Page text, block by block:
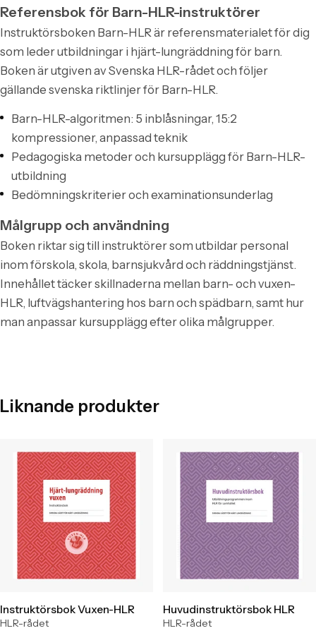
Referensbok för Barn-HLR-instruktörer
Instruktörsboken Barn-HLR är referensmaterialet för dig
som leder utbildningar i hjärt-lungräddning för barn.
Boken är utgiven av Svenska HLR-rådet och följer
gällande svenska riktlinjer för Barn-HLR.
Barn-HLR-algoritmen: 5 inblåsningar, 15:2
kompressioner, anpassad teknik
Pedagogiska metoder och kursupplägg för Barn-HLR-
utbildning
Bedömningskriterier och examinationsunderlag
Målgrupp och användning
Boken riktar sig till instruktörer som utbildar personal
inom förskola, skola, barnsjukvård och räddningstjänst.
Innehållet täcker skillnaderna mellan barn- och vuxen-
HLR, luftvägshantering hos barn och spädbarn, samt hur
man anpassar kursupplägg efter olika målgrupper.
Liknande produkter
Instruktörsbok Vuxen-HLR
HLR-rådet
Huvudinstruktörsbok HLR
HLR-rådet